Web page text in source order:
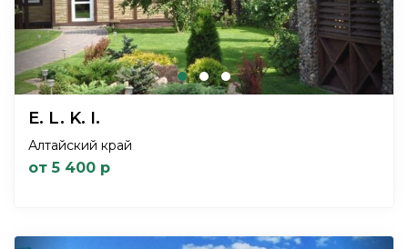
E. L. K. I.
Алтайский край
от 5 400 р